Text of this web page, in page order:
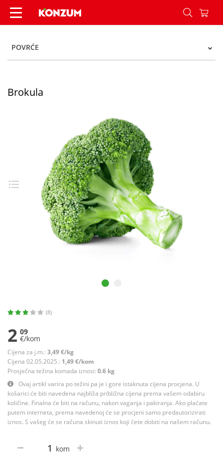
Brokula - Konzum
POVRĆE
Brokula
(8)
2 09
€/kom
Cijena za j.m.: 3,49 €/kg
Cijena 02.05.2025.: 1,49 €/kom
Prosječna težina komada iznosi: 0.6 kg
Ovaj artikl varira po težini pa je i gore istaknuta cijena procjena. U
košarici će biti navedena najbliža približna cijena prema vašem odabiru
količine. Finalna će biti na računu, nakon vaganja i pakiranja. Ako plaćate
putem interneta, prema navedenoj će se procjeni samo predautorizirati
iznos. S vašeg će se računa skinuti iznos koji ćete dobiti na našem računu.
kom